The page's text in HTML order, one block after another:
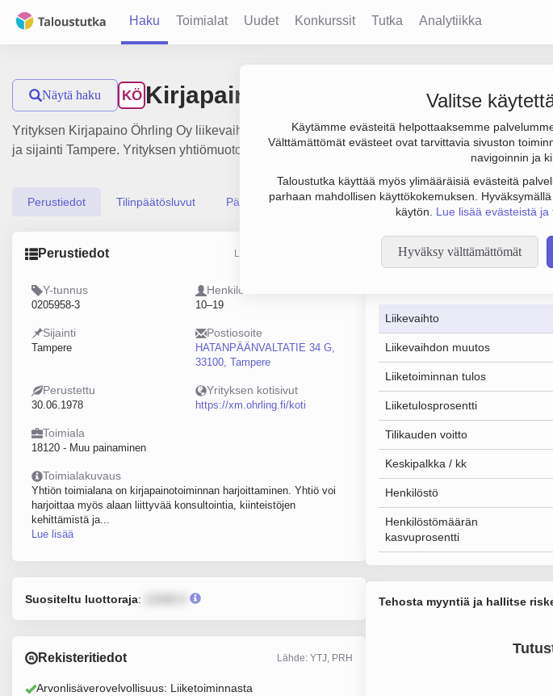
Haku Toimialat Uudet Konkurssit Tutka Analytiikka
Valitse
Käytämme evästeitä helpottaaksemme
Välttämättömät evästeet ovat tarvittavia sivuston
navigoinnin ja
Taloustutka käyttää myös ylimääräisiä evästeitä
parhaan mahdollisen käyttökokemuksen.
käytön. Lue lisää evästeistä
Hyväksy välttämättömät
Näytä haku KÖ Kirjapaino Öhrling Oy
Yrityksen Kirjapaino Öhrling Oy liikevaihto on 1.2 milj. €, tulos 19 000 € ja henkilöstömäärä
ja sijainti Tampere. Yrityksen yhtiömuoto Osakeyhtiö (OY).
Perustiedot Tilinpäätösluvut Päättäjätiedot
Perustiedot Lähde: YTJ, PRH, Traficom
Y-tunnus
0205958-3
Henkilöstömäärä
10–19
Sijainti
Tampere
Postiosoite
HATANPÄÄNVALTATIE 34 G,
33100, Tampere
Perustettu
30.06.1978
Yrityksen kotisivut
https://xm.ohrling.fi/koti
Toimiala
18120 - Muu painaminen
Toimialakuvaus
Yhtiön toimialana on kirjapainotoiminnan harjoittaminen. Yhtiö voi
harjoittaa myös alaan liittyvää konsultointia, kiinteistöjen
kehittämistä ja...
Lue lisää
Suositeltu luottoraja:
Rekisteritiedot Lähde: YTJ, PRH
Arvonlisäverovelvollisuus: Liiketoiminnasta
Taloustiedot
Liikevaihto
Liikevaihdon muutos
Liiketoiminnan tulos
Liiketulosprosentti
Tilikauden voitto
Keskipalkka / kk
Henkilöstö
Henkilöstömäärän
kasvuprosentti
Tehosta myyntiä ja hallitse